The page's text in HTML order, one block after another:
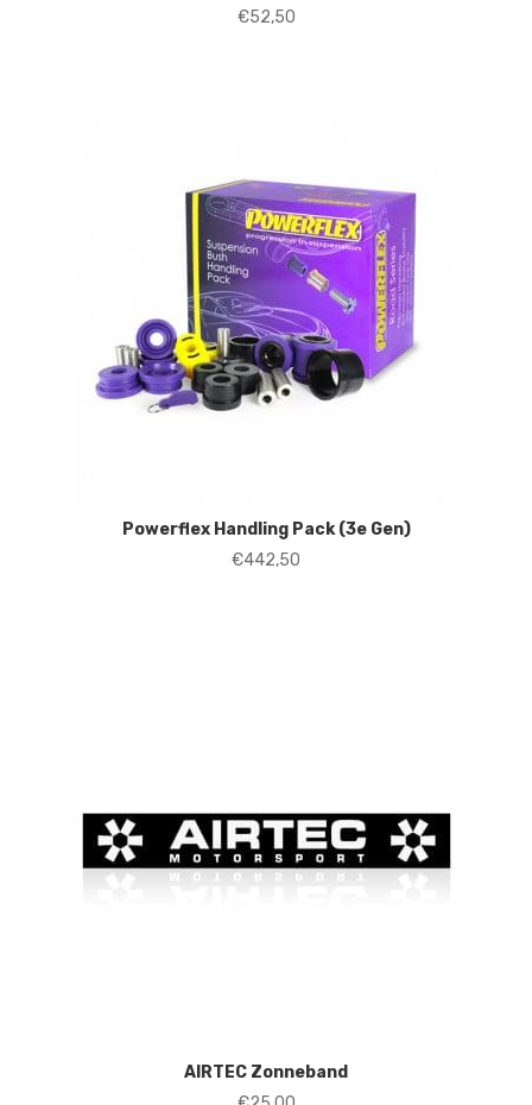
€52,50
Powerflex Handling Pack (3e Gen)
€442,50
AIRTEC Zonneband